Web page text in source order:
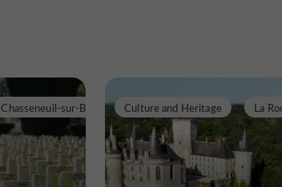
Chasseneuil-sur-BonnieureCulture and Heritage La